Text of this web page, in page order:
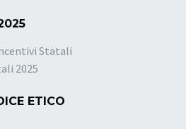
Statali
2025
ETICO